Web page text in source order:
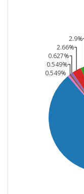
2.9%
2.66%
0.627%
0.549%
0.549%